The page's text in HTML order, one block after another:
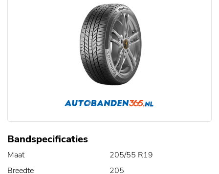
Bandspecificaties
Maat
205/55 R19
Breedte
205